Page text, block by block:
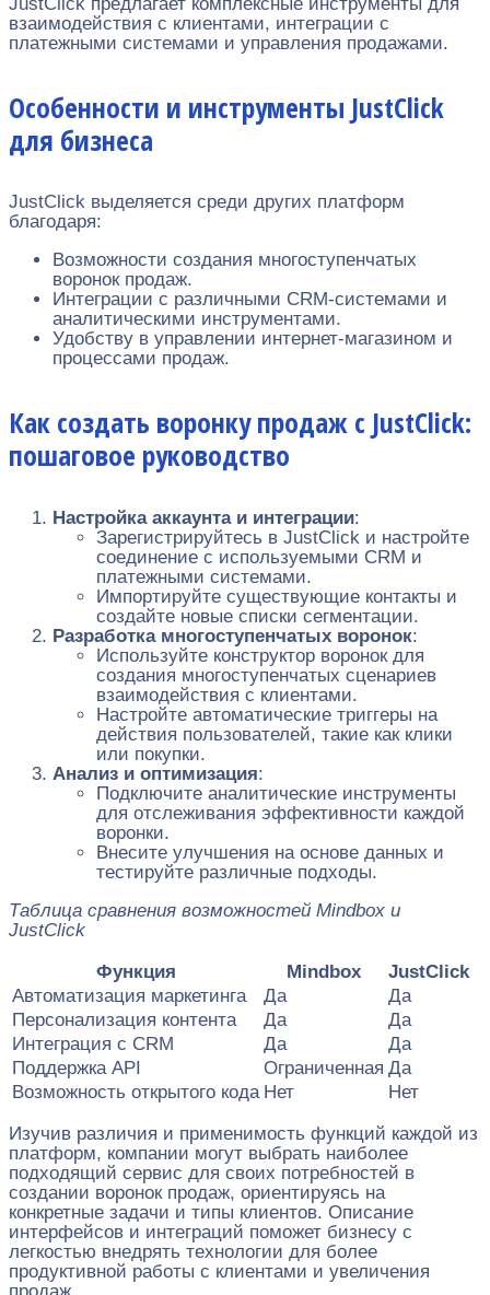
взаимодействия с клиентами, интеграции с
платежными системами и управления продажами.
Особенности и инструменты JustClick
для бизнеса
JustClick выделяется среди других платформ
благодаря:
Возможности создания многоступенчатых
воронок продаж.
Интеграции с различными CRM-системами и
аналитическими инструментами.
Удобству в управлении интернет-магазином и
процессами продаж.
Как создать воронку продаж с JustClick:
пошаговое руководство
Настройка аккаунта и интеграции:
Зарегистрируйтесь в JustClick и настройте
соединение с используемыми CRM и
платежными системами.
Импортируйте существующие контакты и
создайте новые списки сегментации.
Разработка многоступенчатых воронок:
Используйте конструктор воронок для
создания многоступенчатых сценариев
взаимодействия с клиентами.
Настройте автоматические триггеры на
действия пользователей, такие как клики
или покупки.
Анализ и оптимизация:
Подключите аналитические инструменты
для отслеживания эффективности каждой
воронки.
Внесите улучшения на основе данных и
тестируйте различные подходы.
Таблица сравнения возможностей Mindbox и
JustClick
Функция
Mindbox
JustClick
Автоматизация маркетинга
Да
Да
Персонализация контента
Да
Да
Интеграция с CRM
Да
Да
Поддержка API
Ограниченная Да
Возможность открытого кода Нет
Нет
Изучив различия и применимость функций каждой из
платформ, компании могут выбрать наиболее
подходящий сервис для своих потребностей в
создании воронок продаж, ориентируясь на
конкретные задачи и типы клиентов. Описание
интерфейсов и интеграций поможет бизнесу с
легкостью внедрять технологии для более
продуктивной работы с клиентами и увеличения